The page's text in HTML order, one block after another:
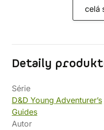
celá
Detaily
Série
D&D Young Adventurer’s
Guides
Autor